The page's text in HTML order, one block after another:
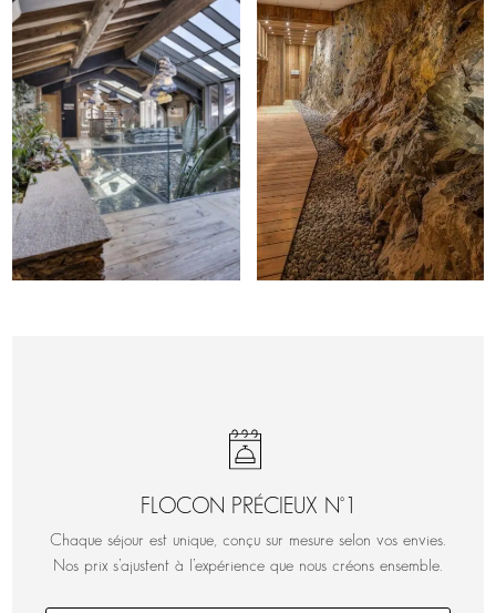
FLOCON PRÉCIEUX N°1
Chaque séjour est unique, conçu sur mesure selon vos envies.
Nos prix s’ajustent à l’expérience que nous créons ensemble.